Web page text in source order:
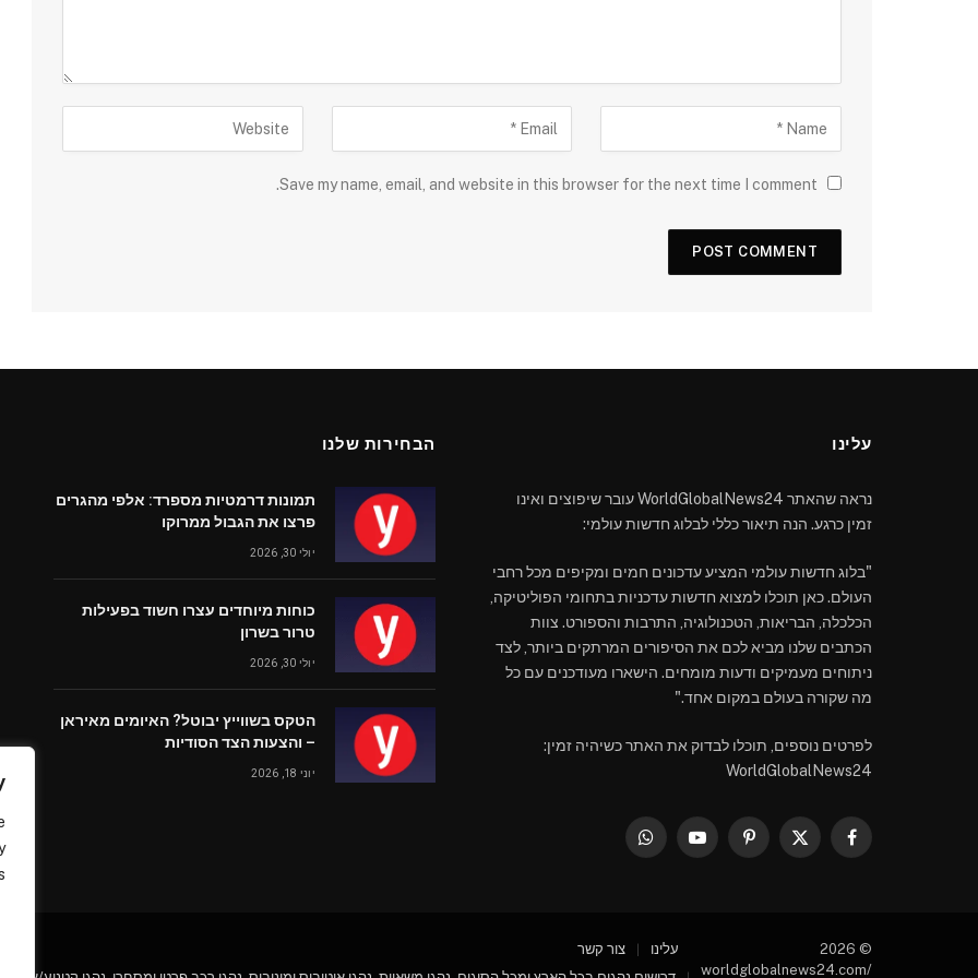
Save my name, email, and website in this browser for the next time I comment.
עלינו
נראה שהאתר WorldGlobalNews24 עובר שיפוצים ואינו
זמין כרגע. הנה תיאור כללי לבלוג חדשות עולמי:
"בלוג חדשות עולמי המציע עדכונים חמים ומקיפים מכל רחבי
העולם. כאן תוכלו למצוא חדשות עדכניות בתחומי הפוליטיקה,
הכלכלה, הבריאות, הטכנולוגיה, התרבות והספורט. צוות
הכתבים שלנו מביא לכם את הסיפורים המרתקים ביותר, לצד
ניתוחים מעמיקים ודעות מומחים. הישארו מעודכנים עם כל
מה שקורה בעולם במקום אחד."
לפרטים נוספים, תוכלו לבדוק את האתר כשיהיה זמין:
WorldGlobalNews24
Facebook
X
Pinterest
YouTube
WhatsApp
הבחירות שלנו
תמונות דרמטיות מספרד: אלפי מהגרים
פרצו את הגבול ממרוקו
יולי 30, 2026
כוחות מיוחדים עצרו חשוד בפעילות
טרור בשרון
יולי 30, 2026
הטקס בשווייץ יבוטל? האיומים מאיראן
– והצעות הצד הסודיות
יוני 18, 2026
© 2026
/worldglobalnews24.com
עלינו
צור קשר